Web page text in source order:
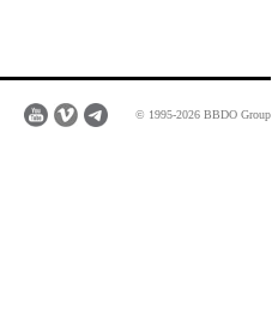
© 1995-2026 BBDO Group